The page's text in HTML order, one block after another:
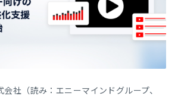
社（読み：エニーマインドグループ、